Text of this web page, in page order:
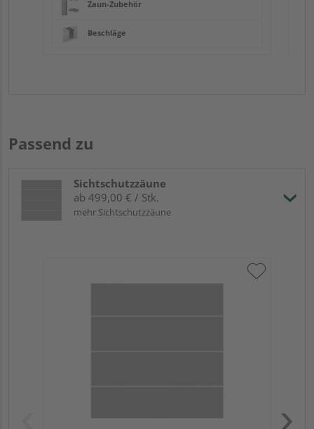
Zaun-Zubehör
Beschläge
Passend zu
Sichtschutzzäune
ab 499,00 € / Stk.
mehr Sichtschutzzäune